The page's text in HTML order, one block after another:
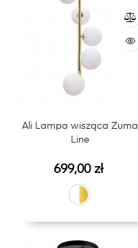
Ali Lampa wisząca Zuma
Line
Cena
699,00 zł